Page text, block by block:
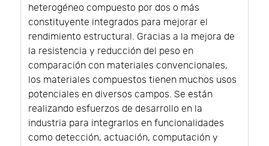
heterogéneo compuesto por dos o más
constituyente integrados para mejorar el
rendimiento estructural. Gracias a la mejora de
la resistencia y reducción del peso en
comparación con materiales convencionales,
los materiales compuestos tienen muchos usos
potenciales en diversos campos. Se están
realizando esfuerzos de desarrollo en la
industria para integrarlos en funcionalidades
como detección, actuación, computación y